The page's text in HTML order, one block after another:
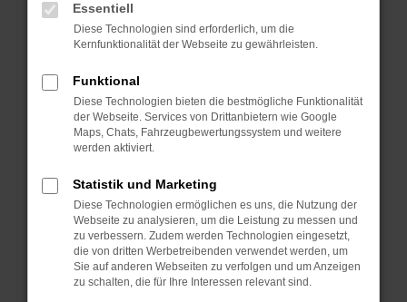
Manche Erweiterungen, wie Werbeblocker,
verhindern. Funktioniert die Seite in einem
anderen Browser oder in einem privaten
Fenster?
Starte dein Gerät neu.
Probleme zu beheben.
Stelle sicher, dass dein Browser und dein
Betriebssystem auf dem neuesten Stand
sind.
Veraltete Software birgt nicht nur ein
Sicherheitsrisiko, sondern kann auch dazu
Essentiell
Diese Technologien sind erforderlich, um die
Kernfunktionalität der Webseite zu gewährleisten.
Funktional
Diese Technologien bieten die bestmögliche Funktionalität
der Webseite. Services von Drittanbietern wie Google
Maps, Chats, Fahrzeugbewertungssystem und weitere
werden aktiviert.
Statistik und Marketing
Diese Technologien ermöglichen es uns, die Nutzung der
Webseite zu analysieren, um die Leistung zu messen und
zu verbessern. Zudem werden Technologien eingesetzt,
die von dritten Werbetreibenden verwendet werden, um
Sie auf anderen Webseiten zu verfolgen und um Anzeigen
zu schalten, die für Ihre Interessen relevant sind.